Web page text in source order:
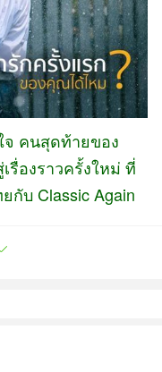
จ คนสุดท้ายของ
รื่องราวครั้งใหม่ ที่
บ Classic Again
后一人，是谁呢？